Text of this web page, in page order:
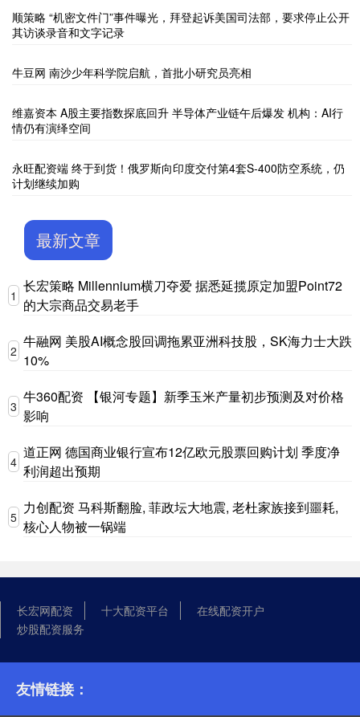
顺策略 “机密文件门”事件曝光，拜登起诉美国司法部，要求停止公开
其访谈录音和文字记录
牛豆网 南沙少年科学院启航，首批小研究员亮相
维嘉资本 A股主要指数探底回升 半导体产业链午后爆发 机构：AI行
情仍有演绎空间
永旺配资端 终于到货！俄罗斯向印度交付第4套S-400防空系统，仍
计划继续加购
最新文章
1
长宏策略 Millennium横刀夺爱 据悉延揽原定加盟Point72
的大宗商品交易老手
2
牛融网 美股AI概念股回调拖累亚洲科技股，SK海力士大跌
10%
3
牛360配资 【银河专题】新季玉米产量初步预测及对价格
影响
4
道正网 德国商业银行宣布12亿欧元股票回购计划 季度净
利润超出预期
5
力创配资 马科斯翻脸, 菲政坛大地震, 老杜家族接到噩耗,
核心人物被一锅端
长宏网配资 十大配资平台
在线配资开户
炒股配资服务
友情链接：